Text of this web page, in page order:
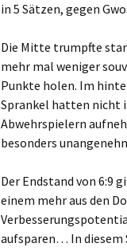
in 5 Sätzen, gegen
Die Mitte trumpfte
mehr mal weniger
Punkte holen. Im
Sprankel hatten nicht
Abwehrspielern
besonders
Der Endstand von 6:9
einem mehr aus den
aufsparen… In diesem